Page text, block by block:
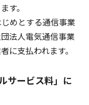
す。
めとする通信事業
法人電気通信事業
に支払われます。
サービス料」に